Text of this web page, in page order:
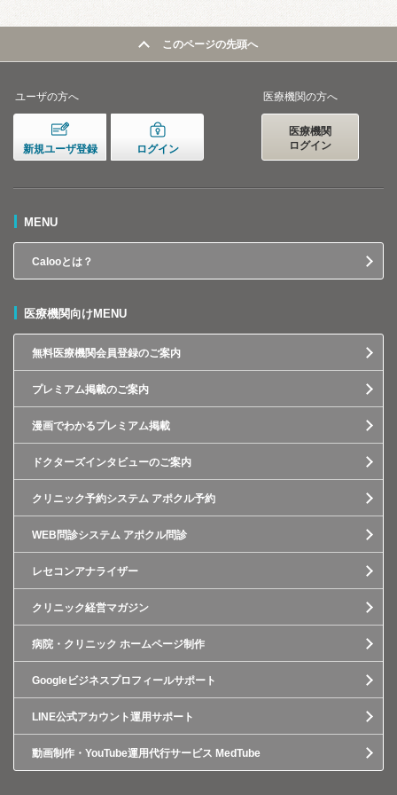
このページの先頭へ
ユーザの方へ
新規ユーザ登録 ログイン
医療機関の方へ
医療機関
ログイン
MENU
Calooとは？
医療機関向けMENU
無料医療機関会員登録のご案内
プレミアム掲載のご案内
漫画でわかるプレミアム掲載
ドクターズインタビューのご案内
クリニック予約システム アポクル予約
WEB問診システム アポクル問診
レセコンアナライザー
クリニック経営マガジン
病院・クリニック ホームページ制作
Googleビジネスプロフィールサポート
LINE公式アカウント運用サポート
動画制作・YouTube運用代行サービス MedTube